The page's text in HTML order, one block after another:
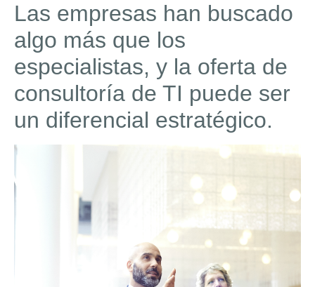
Las empresas han buscado
algo más que los
especialistas, y la oferta de
consultoría de TI puede ser
un diferencial estratégico.